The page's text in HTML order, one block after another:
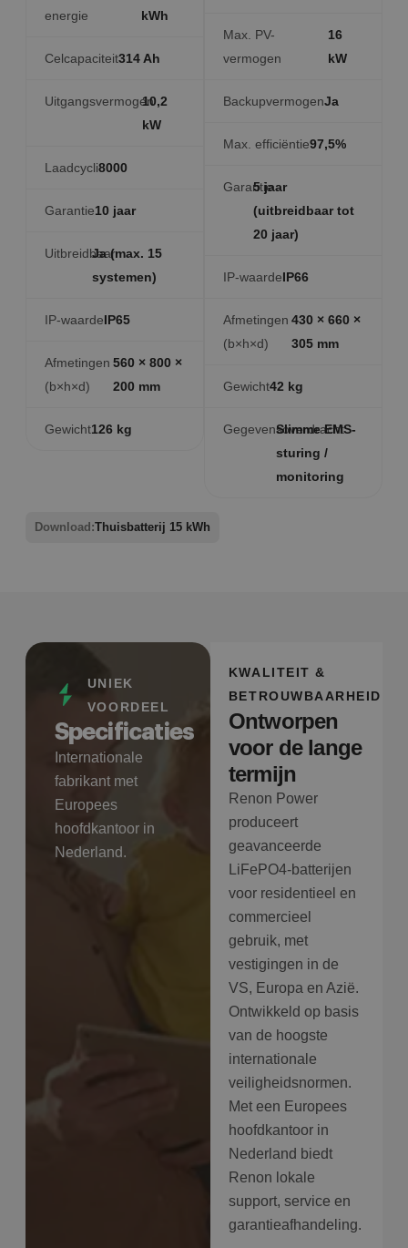
energie
kWh
Celcapaciteit314 Ah
Uitgangsvermogen10,2
kW
Laadcycli8000
Garantie10 jaar
UitbreidbaarJa (max. 15
systemen)
IP-waardeIP65
Afmetingen
(b×h×d)
560 × 800 ×
200 mm
Gewicht126 kg
Max. PV-
vermogen
16
kW
BackupvermogenJa
Max. efficiëntie97,5%
Garantie
5 jaar
(uitbreidbaar tot
20 jaar)
IP-waardeIP66
Afmetingen
(b×h×d)
430 × 660 ×
305 mm
Gewicht42 kg
Gegevensoverdracht
Slimme EMS-
sturing /
monitoring
Download:Thuisbatterij 15 kWh
UNIEK
VOORDEEL
Specificaties
Internationale
fabrikant met
Europees
hoofdkantoor in
Nederland.
KWALITEIT &
BETROUWBAARHEID
Ontworpen
voor de lange
termijn
Renon Power
produceert
geavanceerde
LiFePO4-batterijen
voor residentieel en
commercieel
gebruik, met
vestigingen in de
VS, Europa en Azië.
Ontwikkeld op basis
van de hoogste
internationale
veiligheidsnormen.
Met een Europees
hoofdkantoor in
Nederland biedt
Renon lokale
support, service en
garantieafhandeling.